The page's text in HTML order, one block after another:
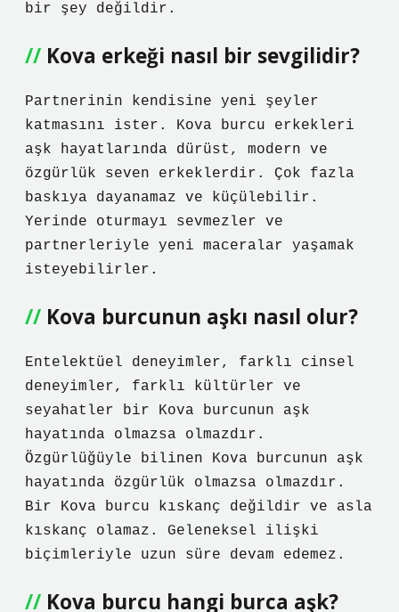
bir şey değildir.
Kova erkeği nasıl bir sevgilidir?
Partnerinin kendisine yeni şeyler
katmasını ister. Kova burcu erkekleri
aşk hayatlarında dürüst, modern ve
özgürlük seven erkeklerdir. Çok fazla
baskıya dayanamaz ve küçülebilir.
Yerinde oturmayı sevmezler ve
partnerleriyle yeni maceralar yaşamak
isteyebilirler.
Kova burcunun aşkı nasıl olur?
Entelektüel deneyimler, farklı cinsel
deneyimler, farklı kültürler ve
seyahatler bir Kova burcunun aşk
hayatında olmazsa olmazdır.
Özgürlüğüyle bilinen Kova burcunun aşk
hayatında özgürlük olmazsa olmazdır.
Bir Kova burcu kıskanç değildir ve asla
kıskanç olamaz. Geleneksel ilişki
biçimleriyle uzun süre devam edemez.
Kova burcu hangi burca aşk?